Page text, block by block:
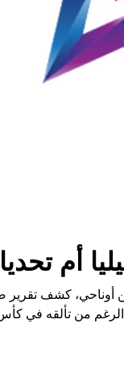
أم
أوناحي، كشف